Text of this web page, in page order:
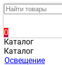
0
Каталог
Каталог
Освещение